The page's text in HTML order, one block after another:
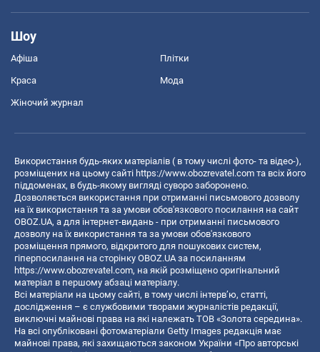
Шоу
Афіша Плітки
Краса Мода
Жіночий журнал
Використання будь-яких матеріалів ( в тому числі фото- та відео-),
розміщених на цьому сайті https://www.obozrevatel.com та всіх його
піддоменах, в будь-якому вигляді суворо заборонено.
Дозволяється використання при отриманні письмового дозволу
на їх використання та за умови обов'язкового посилання на сайт
OBOZ.UA, а для інтернет-видань - при отриманні письмового
дозволу на їх використання та за умови обов'язкового
розміщення прямого, відкритого для пошукових систем,
гіперпосилання на сторінку OBOZ.UA за посиланням
https://www.obozrevatel.com, на якій розміщено оригінальний
матеріал в першому абзаці матеріалу.
Всі матеріали на цьому сайті, в тому числі інтерв’ю, статті,
дослідження – є службовими творами журналістів редакції,
виключні майнові права на які належать ТОВ «Золота середина».
На всі опубліковані фотоматеріали Getty Images редакція має
майнові права, які захищаються законом України «Про авторські